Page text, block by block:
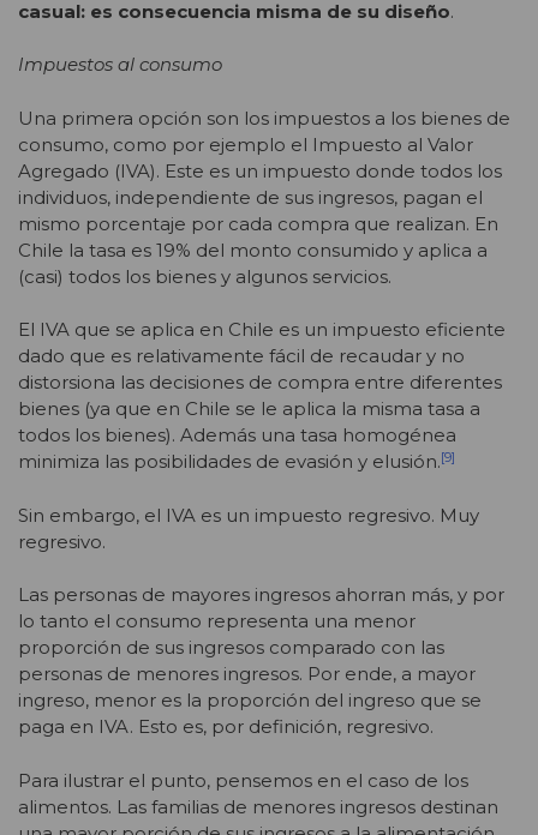
casual: es consecuencia misma de su diseño.
Impuestos al consumo
Una primera opción son los impuestos a los bienes de
consumo, como por ejemplo el Impuesto al Valor
Agregado (IVA). Este es un impuesto donde todos los
individuos, independiente de sus ingresos, pagan el
mismo porcentaje por cada compra que realizan. En
Chile la tasa es 19% del monto consumido y aplica a
(casi) todos los bienes y algunos servicios.
El IVA que se aplica en Chile es un impuesto eficiente
dado que es relativamente fácil de recaudar y no
distorsiona las decisiones de compra entre diferentes
bienes (ya que en Chile se le aplica la misma tasa a
todos los bienes). Además una tasa homogénea
minimiza las posibilidades de evasión y elusión.[9]
Sin embargo, el IVA es un impuesto regresivo. Muy
regresivo.
Las personas de mayores ingresos ahorran más, y por
lo tanto el consumo representa una menor
proporción de sus ingresos comparado con las
personas de menores ingresos. Por ende, a mayor
ingreso, menor es la proporción del ingreso que se
paga en IVA. Esto es, por definición, regresivo.
Para ilustrar el punto, pensemos en el caso de los
alimentos. Las familias de menores ingresos destinan